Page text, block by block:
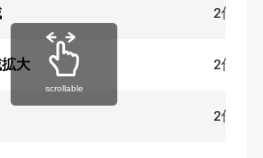
2件
大 2件
2件
scrollable